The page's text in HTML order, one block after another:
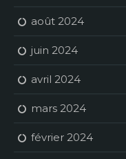
août 2024
juin 2024
avril 2024
mars 2024
février 2024